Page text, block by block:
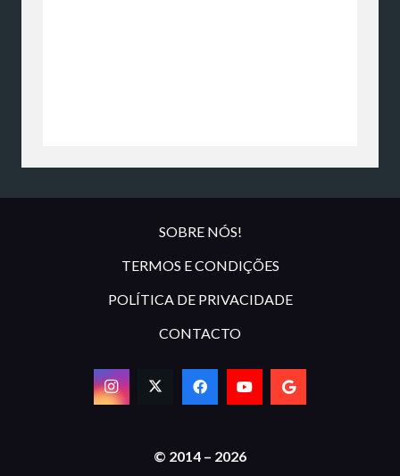
SOBRE NÓS!
TERMOS E CONDIÇÕES
POLÍTICA DE PRIVACIDADE
CONTACTO
© 2014 – 2026